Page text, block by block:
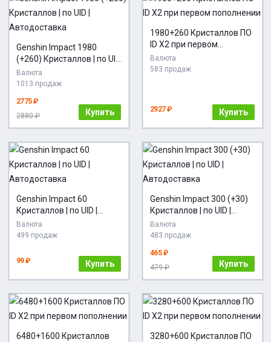
Genshin Impact 1980
(+260) Кристаллов | по UID
| Автодоставка
Валюта
1013 продаж
2775 ₽
2880 ₽
Купить
1980+260 Кристаллов ПО
ID X2 при первом
пополнении
Валюта
583 продаж
2927 ₽ Купить
Genshin Impact 60
Кристаллов | по UID |
Автодоставка
Валюта
499 продаж
99 ₽ Купить
Genshin Impact 300 (+30)
Кристаллов | по UID |
Автодоставка
Валюта
483 продаж
465 ₽
479 ₽
Купить
6480+1600 Кристаллов
3280+600 Кристаллов ПО